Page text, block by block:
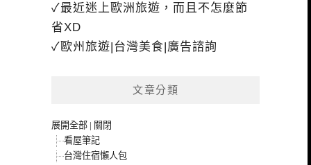
✓最近迷上歐洲旅遊，而且不怎麼節
省XD
✓歐州旅遊|台灣美食|廣告諮詢
文章分類
展開全部 | 關閉
看屋筆記
台灣住宿懶人包